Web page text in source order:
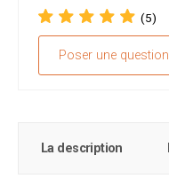
(5)
Poser une question
La description